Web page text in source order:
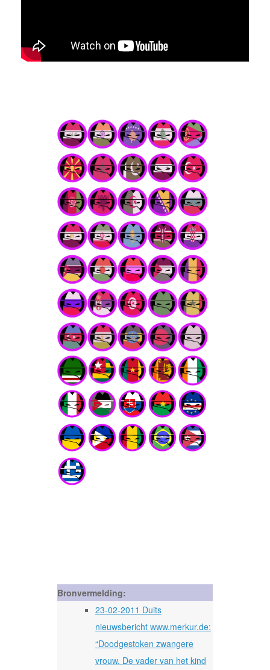
Bronvermelding:
23-02-2011 Duits
nieuwsbericht www.merkur.de:
“Doodgestoken zwangere
vrouw. De vader van het kind